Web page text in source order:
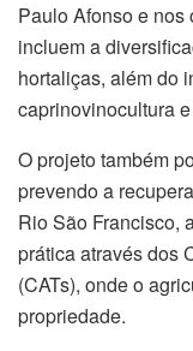
Paulo Afonso e
incluem a
hortaliças, além do
caprinovinocultura
O projeto também
prevendo a
Rio São Francisco,
prática através dos
(CATs), onde o
propriedade.